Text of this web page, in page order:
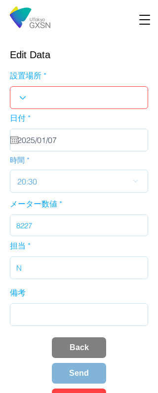
Edit Data
設置場所
日付 *r
u
i
d
時間
20:30
メーター数値
担当
備考
Back
Send